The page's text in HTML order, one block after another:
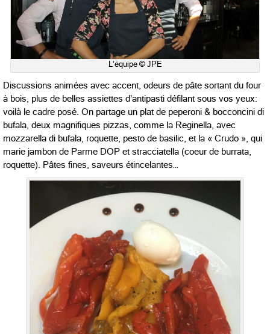
L’équipe © JPE
Discussions animées avec accent, odeurs de pâte sortant du four
à bois, plus de belles assiettes d’antipasti défilant sous vos yeux:
voilà le cadre posé. On partage un plat de peperoni & bocconcini di
bufala, deux magnifiques pizzas, comme la Reginella, avec
mozzarella di bufala, roquette, pesto de basilic, et la « Crudo », qui
marie jambon de Parme DOP et stracciatella (coeur de burrata,
roquette). Pâtes fines, saveurs étincelantes…